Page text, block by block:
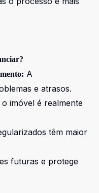
A
e atrasos.
imóvel é realmente
têm maior
futuras e protege